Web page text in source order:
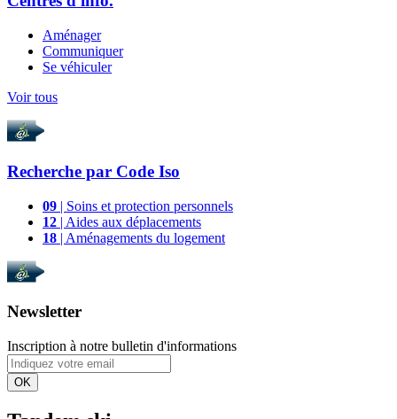
Aménager
Communiquer
Se véhiculer
Voir tous
Recherche par Code Iso
09 | Soins et protection personnels
12 | Aides aux déplacements
18 | Aménagements du logement
Newsletter
Inscription à notre bulletin d'informations
OK